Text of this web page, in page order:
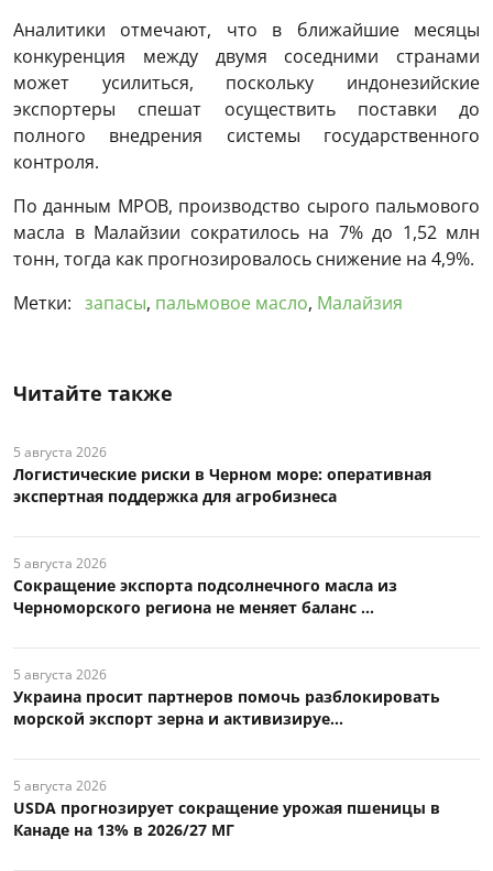
Аналитики отмечают, что в ближайшие месяцы
конкуренция между двумя соседними странами
может усилиться, поскольку индонезийские
экспортеры спешат осуществить поставки до
полного внедрения системы государственного
контроля.
По данным MPOB, производство сырого пальмового
масла в Малайзии сократилось на 7% до 1,52 млн
тонн, тогда как прогнозировалось снижение на 4,9%.
Метки: запасы, пальмовое масло, Малайзия
Читайте также
5 августа 2026
Логистические риски в Черном море: оперативная
экспертная поддержка для агробизнеса
5 августа 2026
Сокращение экспорта подсолнечного масла из
Черноморского региона не меняет баланс ...
5 августа 2026
Украина просит партнеров помочь разблокировать
морской экспорт зерна и активизируе...
5 августа 2026
USDA прогнозирует сокращение урожая пшеницы в
Канаде на 13% в 2026/27 МГ